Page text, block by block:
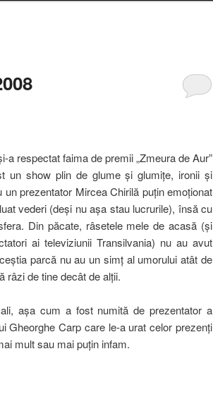
respectat faima de premii „Zmeura de Aur”
un show plin de glume şi glumiţe, ironii şi
prezentator Mircea Chirilă puţin emoţionat
vederi (deşi nu aşa stau lucrurile), însă cu
Din păcate, râsetele mele de acasă (şi
ai televiziunii Transilvania) nu au avut
parcă nu au un simţ al umorului atât de
râzi de tine decât de alţii.
aşa cum a fost numită de prezentator a
Gheorghe Carp care le-a urat celor prezenţi
mult sau mai puţin infam.